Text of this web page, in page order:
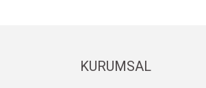
KURUMSAL